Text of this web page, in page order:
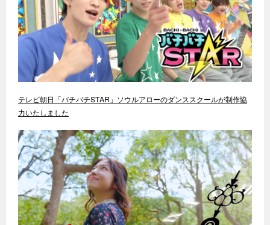
テレビ朝日「バチバチSTAR」ソウルアローのダンススクールが制作協
力いたしました